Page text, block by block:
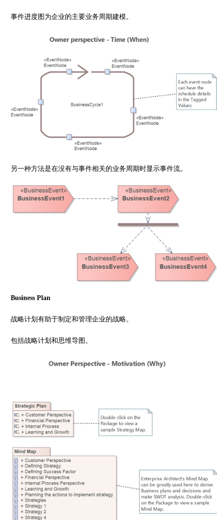
事件进度图为企业的主要业务周期建模。
另一种方法是在没有与事件相关的业务周期时显示事件流。
Business Plan
战略计划有助于制定和管理企业的战略。
包括战略计划和思维导图。